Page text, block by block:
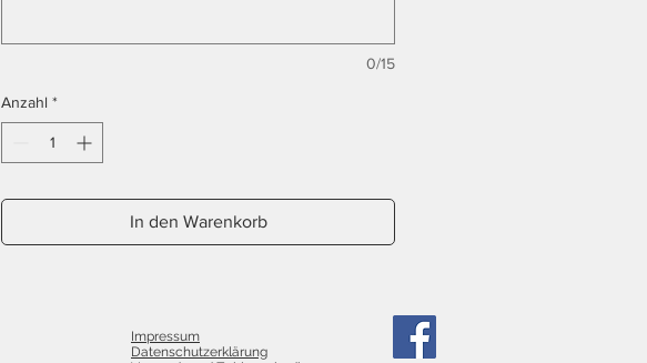
0/15
Anzahl *
In den Warenkorb
Impressum
Datenschutzerklärung